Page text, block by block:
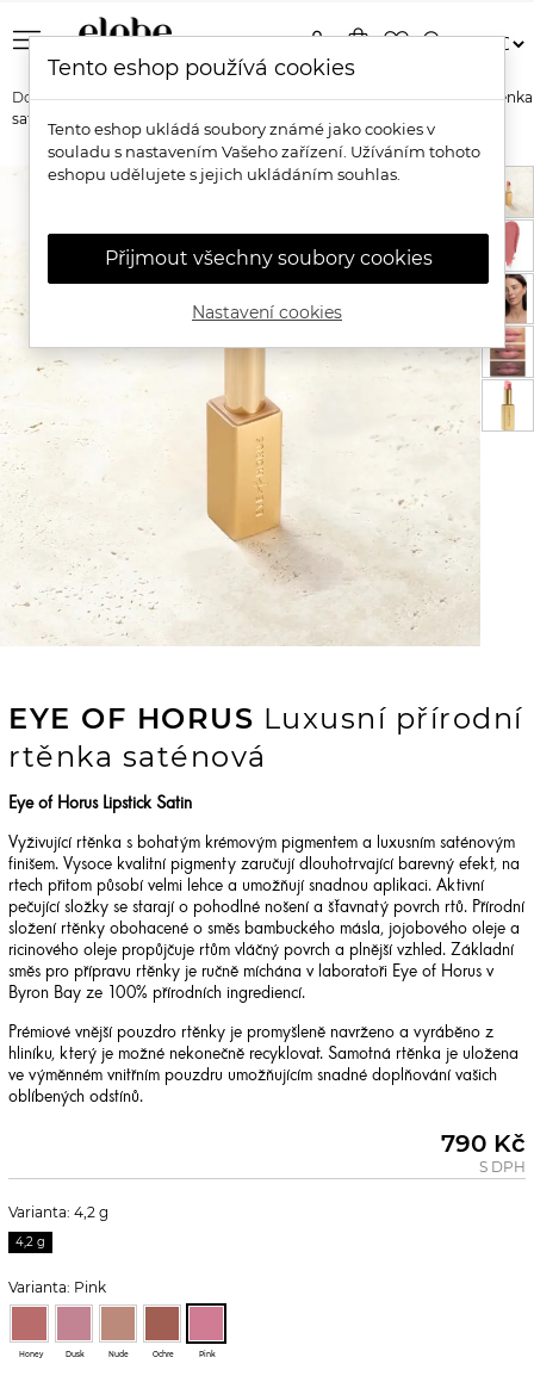
menu shopping_bagfavorite_bordersearch
person
Domů Značky Eye of Horus
Eye of Horus Luxusní přírodní rtěnka
saténová
EYE OF HORUS Luxusní přírodní
rtěnka saténová
Eye of Horus Lipstick Satin
Vyživující rtěnka s bohatým krémovým pigmentem a luxusním saténovým
finišem. Vysoce kvalitní pigmenty zaručují dlouhotrvající barevný efekt, na
rtech přitom působí velmi lehce a umožňují snadnou aplikaci. Aktivní
pečující složky se starají o pohodlné nošení a šťavnatý povrch rtů. Přírodní
složení rtěnky obohacené o směs bambuckého másla, jojobového oleje a
ricinového oleje propůjčuje rtům vláčný povrch a plnější vzhled. Základní
směs pro přípravu rtěnky je ručně míchána v laboratoři Eye of Horus v
Byron Bay ze 100% přírodních ingrediencí.
Prémiové vnější pouzdro rtěnky je promyšleně navrženo a vyráběno z
hliníku, který je možné nekonečně recyklovat. Samotná rtěnka je uložena
ve výměnném vnitřním pouzdru umožňujícím snadné doplňování vašich
oblíbených odstínů.
790 Kč
S DPH
Varianta: 4,2 g
4,2 g
Varianta: Pink
Honey Dusk Nude Ochre Pink
Tento eshop používá cookies
Tento eshop ukládá soubory známé jako cookies v
souladu s nastavením Vašeho zařízení. Užíváním tohoto
eshopu udělujete s jejich ukládáním souhlas.
Přijmout všechny soubory cookies
Nastavení cookies